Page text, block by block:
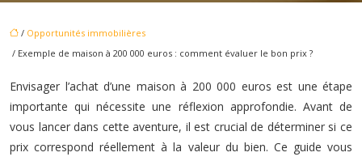
/ Opportunités immobilières
/ Exemple de maison à 200 000 euros : comment évaluer le bon prix ?
Envisager l’achat d’une maison à 200 000 euros est une étape
importante qui nécessite une réflexion approfondie. Avant de
vous lancer dans cette aventure, il est crucial de déterminer si ce
prix correspond réellement à la valeur du bien. Ce guide vous